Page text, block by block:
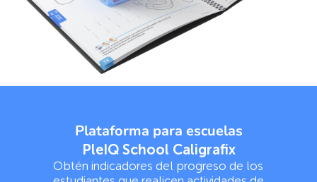
Plataforma para escuelas
PleIQ School Caligrafix
Obtén indicadores del progreso de los